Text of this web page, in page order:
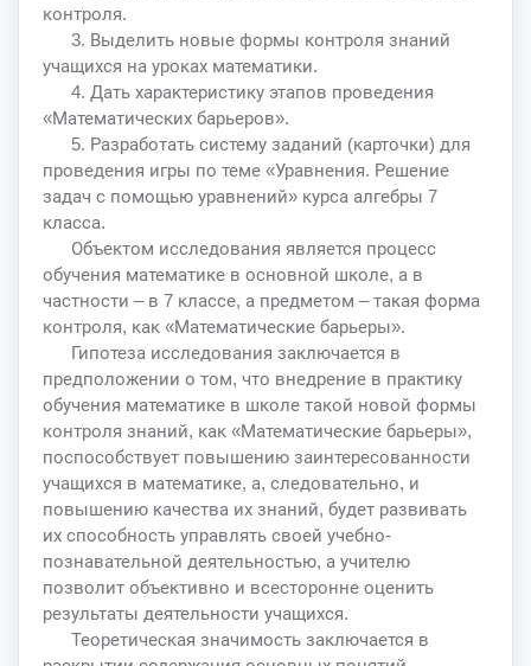
контроля.
3. Выделить новые формы контроля знаний
учащихся на уроках математики.
4. Дать характеристику этапов проведения
«Математических барьеров».
5. Разработать систему заданий (карточки) для
проведения игры по теме «Уравнения. Решение
задач с помощью уравнений» курса алгебры 7
класса.
Объектом исследования является процесс
обучения математике в основной школе, а в
частности – в 7 классе, а предметом – такая форма
контроля, как «Математические барьеры».
Гипотеза исследования заключается в
предположении о том, что внедрение в практику
обучения математике в школе такой новой формы
контроля знаний, как «Математические барьеры»,
поспособствует повышению заинтересованности
учащихся в математике, а, следовательно, и
повышению качества их знаний, будет развивать
их способность управлять своей учебно-
познавательной деятельностью, а учителю
позволит объективно и всесторонне оценить
результаты деятельности учащихся.
Теоретическая значимость заключается в